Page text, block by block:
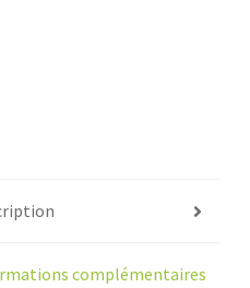
complémentaires